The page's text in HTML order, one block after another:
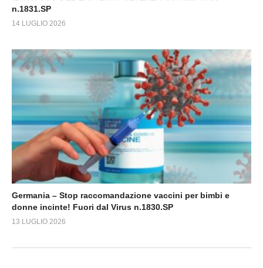
n.1831.SP
14 LUGLIO 2026
Germania – Stop raccomandazione vaccini per bimbi e
donne incinte! Fuori dal Virus n.1830.SP
13 LUGLIO 2026